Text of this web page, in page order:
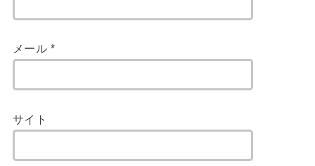
メール *
サイト